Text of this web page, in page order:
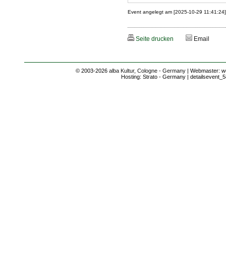
Event angelegt am [2025-10-29
Seite drucken Email
© 2003-2026 alba Kultur, Cologne - Germany | Webmaster:
Hosting: Strato - Germany |